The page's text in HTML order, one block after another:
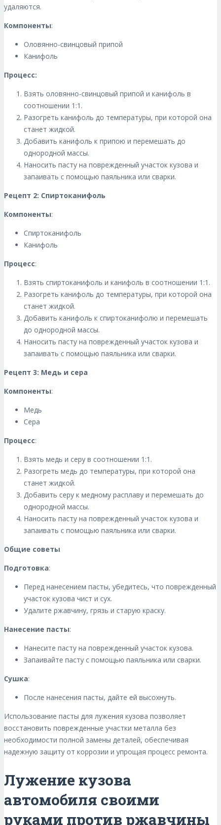
удаляются.
Компоненты:
Оловянно-свинцовый припой
Канифоль
Процесс:
Взять оловянно-свинцовый припой и канифоль в
соотношении 1:1.
Разогреть канифоль до температуры, при которой она
станет жидкой.
Добавить канифоль к припою и перемешать до
однородной массы.
Наносить пасту на поврежденный участок кузова и
запаивать с помощью паяльника или сварки.
Рецепт 2: Спиртоканифоль
Компоненты:
Спиртоканифоль
Канифоль
Процесс:
Взять спиртоканифоль и канифоль в соотношении 1:1.
Разогреть канифоль до температуры, при которой она
станет жидкой.
Добавить канифоль к спиртоканифолю и перемешать
до однородной массы.
Наносить пасту на поврежденный участок кузова и
запаивать с помощью паяльника или сварки.
Рецепт 3: Медь и сера
Компоненты:
Медь
Сера
Процесс:
Взять медь и серу в соотношении 1:1.
Разогреть медь до температуры, при которой она
станет жидкой.
Добавить серу к медному расплаву и перемешать до
однородной массы.
Наносить пасту на поврежденный участок кузова и
запаивать с помощью паяльника или сварки.
Общие советы
Подготовка:
Перед нанесением пасты, убедитесь, что поврежденный
участок кузова чист и сух.
Удалите ржавчину, грязь и старую краску.
Нанесение пасты:
Нанесите пасту на поврежденный участок кузова.
Запаивайте пасту с помощью паяльника или сварки.
Сушка:
После нанесения пасты, дайте ей высохнуть.
Использование пасты для лужения кузова позволяет
восстановить поврежденные участки металла без
необходимости полной замены деталей, обеспечивая
надежную защиту от коррозии и упрощая процесс ремонта.
Лужение кузова
автомобиля своими
руками против ржавчины